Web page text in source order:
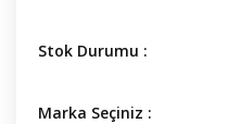
Stok Durumu :
Marka Seçiniz :